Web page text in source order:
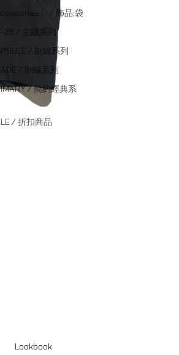
〕 / 飾品;袋
26 / 主線系列
/ 副線系列
/ 副線系列
/ 簡約經典系
/ 折扣商品
Lookbook